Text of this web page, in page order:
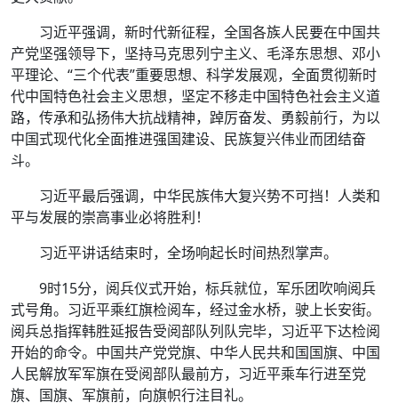
习近平强调，新时代新征程，全国各族人民要在中国共
产党坚强领导下，坚持马克思列宁主义、毛泽东思想、邓小
平理论、“三个代表”重要思想、科学发展观，全面贯彻新时
代中国特色社会主义思想，坚定不移走中国特色社会主义道
路，传承和弘扬伟大抗战精神，踔厉奋发、勇毅前行，为以
中国式现代化全面推进强国建设、民族复兴伟业而团结奋
斗。
习近平最后强调，中华民族伟大复兴势不可挡！人类和
平与发展的崇高事业必将胜利！
习近平讲话结束时，全场响起长时间热烈掌声。
9时15分，阅兵仪式开始，标兵就位，军乐团吹响阅兵
式号角。习近平乘红旗检阅车，经过金水桥，驶上长安街。
阅兵总指挥韩胜延报告受阅部队列队完毕，习近平下达检阅
开始的命令。中国共产党党旗、中华人民共和国国旗、中国
人民解放军军旗在受阅部队最前方，习近平乘车行进至党
旗、国旗、军旗前，向旗帜行注目礼。